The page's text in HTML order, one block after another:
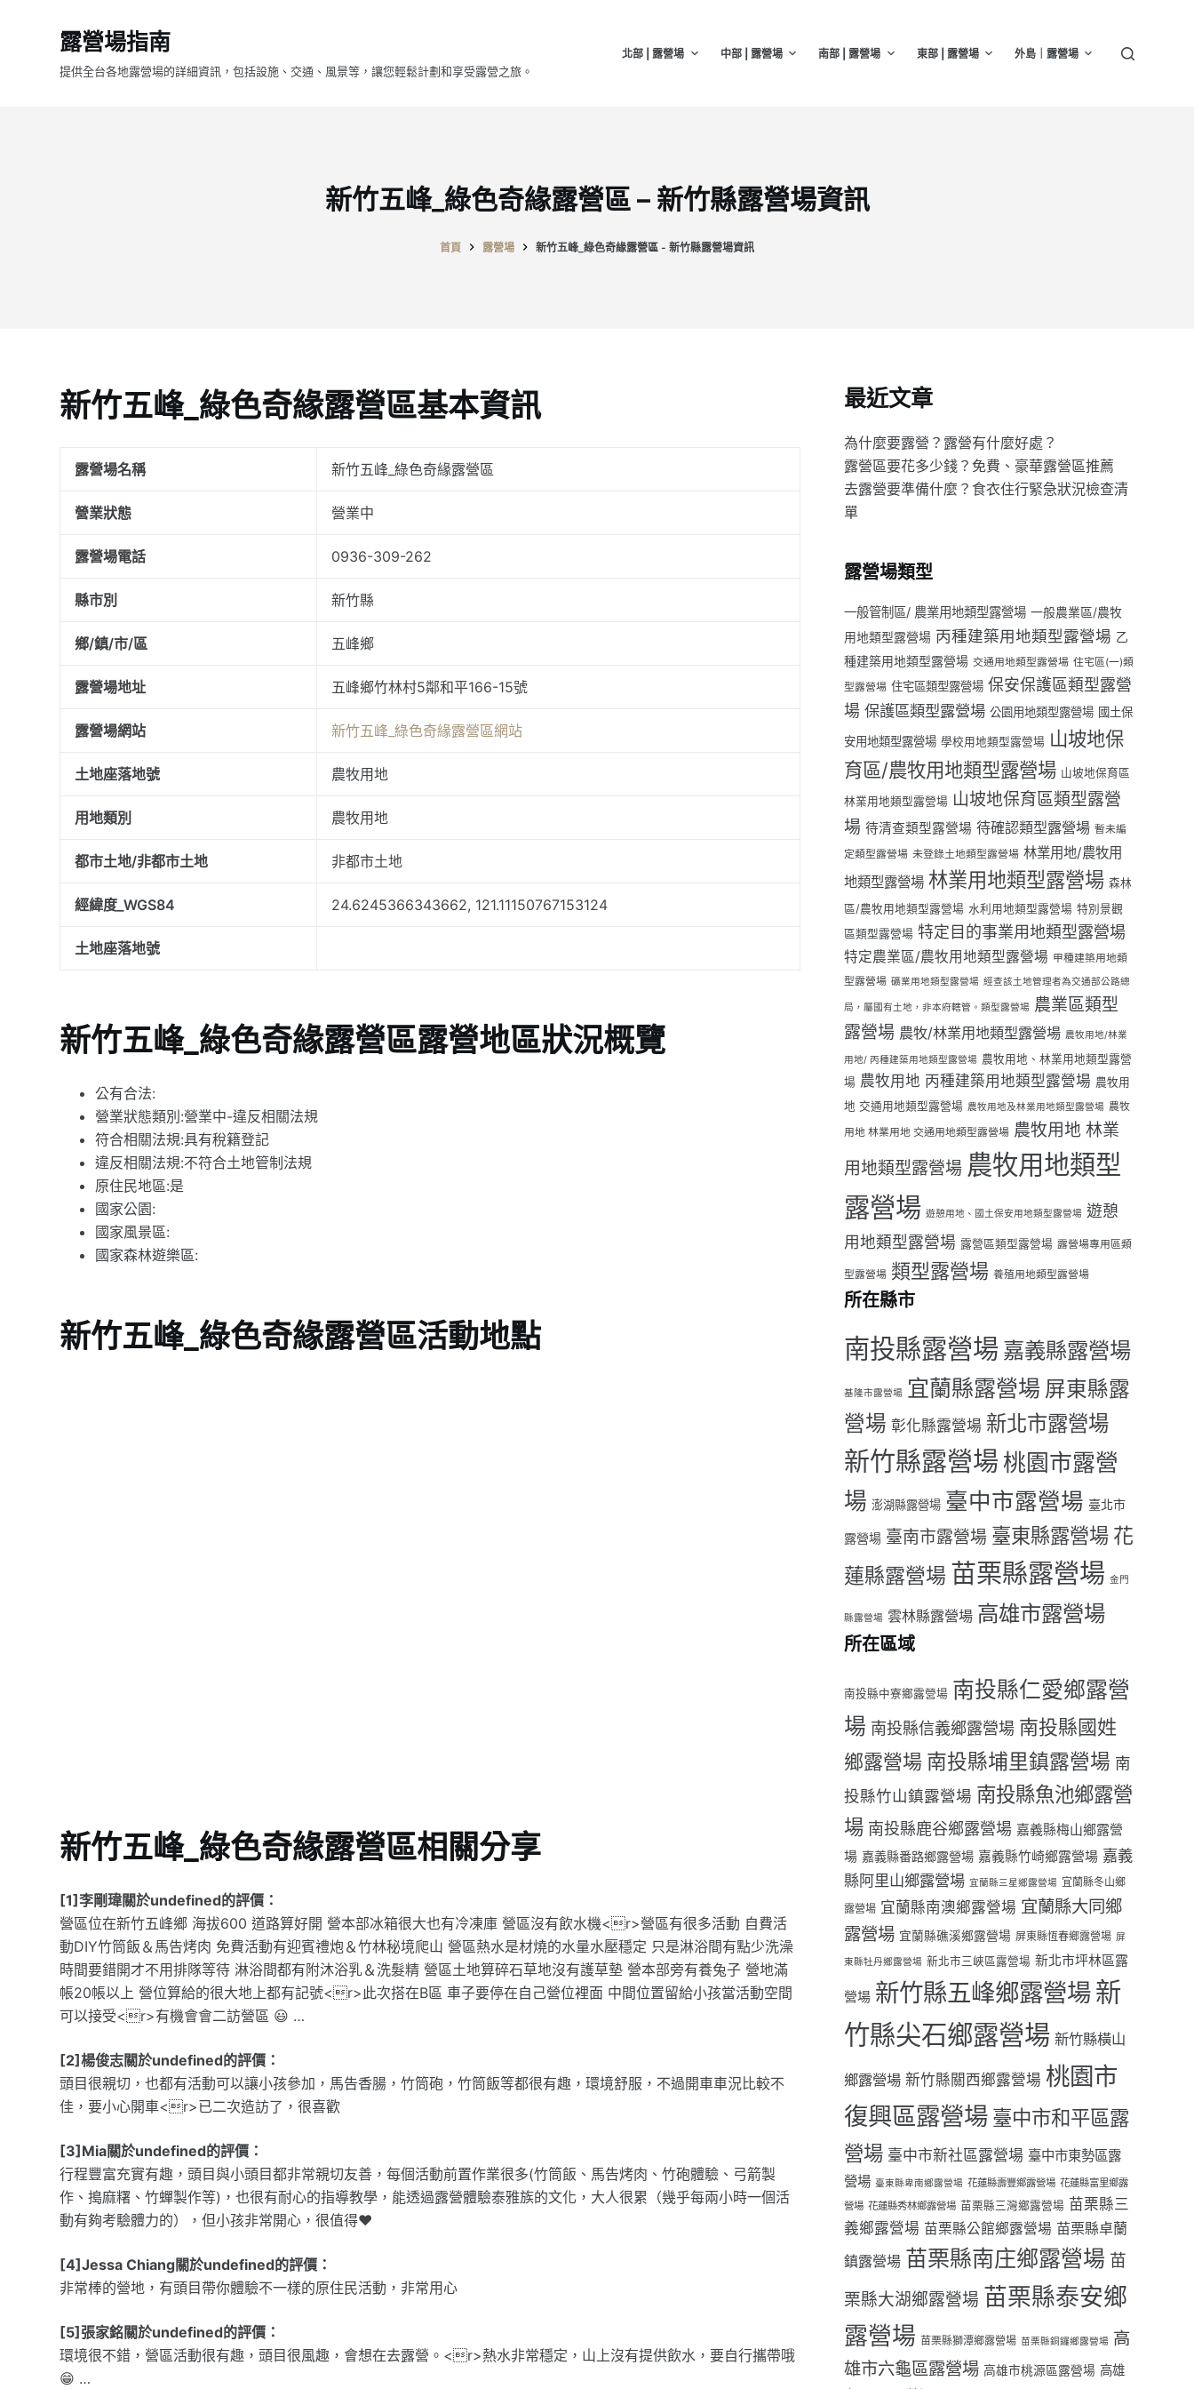
露營場指南
提供全台各地露營場的詳細資訊，包括設施、交通、風景等，讓您輕鬆計劃和享受露營之旅。
北部 | 露營場 中部 | 露營場 南部 | 露營場 東部 | 露營場 外島｜露營場
新竹五峰_綠色奇緣露營區 – 新竹縣露營場資訊
首頁 露營場 新竹五峰_綠色奇緣露營區 - 新竹縣露營場資訊
新竹五峰_綠色奇緣露營區基本資訊
露營場名稱 新竹五峰_綠色奇緣露營區
營業狀態 營業中
露營場電話 0936-309-262
縣市別 新竹縣
鄉/鎮/市/區 五峰鄉
露營場地址 五峰鄉竹林村5鄰和平166-15號
露營場網站 新竹五峰_綠色奇緣露營區網站
土地座落地號 農牧用地
用地類別 農牧用地
都市土地/非都市土地 非都市土地
經緯度_WGS84 24.6245366343662, 121.11150767153124
土地座落地號
新竹五峰_綠色奇緣露營區露營地區狀況概覽
公有合法:
營業狀態類別:營業中-違反相關法規
符合相關法規:具有稅籍登記
違反相關法規:不符合土地管制法規
原住民地區:是
國家公園:
國家風景區:
國家森林遊樂區:
新竹五峰_綠色奇緣露營區活動地點
新竹五峰_綠色奇緣露營區相關分享
[1]李剛瑋關於undefined的評價：
營區位在新竹五峰鄉 海拔600 道路算好開 營本部冰箱很大也有冷凍庫 營區沒有飲水機<r>營區有很多活動 自費活
動DIY竹筒飯＆馬告烤肉 免費活動有迎賓禮炮＆竹林秘境爬山 營區熱水是材燒的水量水壓穩定 只是淋浴間有點少洗澡
時間要錯開才不用排隊等待 淋浴間都有附沐浴乳＆洗髮精 營區土地算碎石草地沒有護草墊 營本部旁有養兔子 營地滿
帳20帳以上 營位算給的很大地上都有記號<r>此次搭在B區 車子要停在自己營位裡面 中間位置留給小孩當活動空間
可以接受<r>有機會會二訪營區 😃 …
[2]楊俊志關於undefined的評價：
頭目很親切，也都有活動可以讓小孩參加，馬告香腸，竹筒砲，竹筒飯等都很有趣，環境舒服，不過開車車況比較不
佳，要小心開車<r>已二次造訪了，很喜歡
[3]Mia關於undefined的評價：
行程豐富充實有趣，頭目與小頭目都非常親切友善，每個活動前置作業很多(竹筒飯、馬告烤肉、竹砲體驗、弓箭製
作、搗麻糬、竹蟬製作等)，也很有耐心的指導教學，能透過露營體驗泰雅族的文化，大人很累（幾乎每兩小時一個活
動有夠考驗體力的），但小孩非常開心，很值得❤️
[4]Jessa Chiang關於undefined的評價：
非常棒的營地，有頭目帶你體驗不一樣的原住民活動，非常用心
[5]張家銘關於undefined的評價：
環境很不錯，營區活動很有趣，頭目很風趣，會想在去露營。<r>熱水非常穩定，山上沒有提供飲水，要自行攜帶哦
😁 …
最近文章
為什麼要露營？露營有什麼好處？
露營區要花多少錢？免費、豪華露營區推薦
去露營要準備什麼？食衣住行緊急狀況檢查清
單
露營場類型
一般管制區/ 農業用地類型露營場 一般農業區/農牧
用地類型露營場 丙種建築用地類型露營場 乙
種建築用地類型露營場 交通用地類型露營場 住宅區(一)類
型露營場 住宅區類型露營場 保安保護區類型露營
場 保護區類型露營場 公園用地類型露營場 國土保
安用地類型露營場 學校用地類型露營場 山坡地保
育區/農牧用地類型露營場 山坡地保育區
林業用地類型露營場 山坡地保育區類型露營
場 待清查類型露營場 待確認類型露營場 暫未編
定類型露營場 未登錄土地類型露營場 林業用地/農牧用
地類型露營場 林業用地類型露營場 森林
區/農牧用地類型露營場 水利用地類型露營場 特別景觀
區類型露營場 特定目的事業用地類型露營場
特定農業區/農牧用地類型露營場 甲種建築用地類
型露營場 礦業用地類型露營場 經查該土地管理者為交通部公路總
局，屬國有土地，非本府轄管。類型露營場 農業區類型
露營場 農牧/林業用地類型露營場 農牧用地/林業
用地/ 丙種建築用地類型露營場 農牧用地、林業用地類型露營
場 農牧用地 丙種建築用地類型露營場 農牧用
地 交通用地類型露營場 農牧用地及林業用地類型露營場 農牧
用地 林業用地 交通用地類型露營場 農牧用地 林業
用地類型露營場 農牧用地類型
露營場 遊憩用地、國土保安用地類型露營場 遊憩
用地類型露營場 露營區類型露營場 露營場專用區類
型露營場 類型露營場 養殖用地類型露營場
所在縣市
南投縣露營場 嘉義縣露營場
基隆市露營場 宜蘭縣露營場 屏東縣露
營場 彰化縣露營場 新北市露營場
新竹縣露營場 桃園市露營
場 澎湖縣露營場 臺中市露營場 臺北市
露營場 臺南市露營場 臺東縣露營場 花
蓮縣露營場 苗栗縣露營場 金門
縣露營場 雲林縣露營場 高雄市露營場
所在區域
南投縣中寮鄉露營場 南投縣仁愛鄉露營
場 南投縣信義鄉露營場 南投縣國姓
鄉露營場 南投縣埔里鎮露營場 南
投縣竹山鎮露營場 南投縣魚池鄉露營
場 南投縣鹿谷鄉露營場 嘉義縣梅山鄉露營
場 嘉義縣番路鄉露營場 嘉義縣竹崎鄉露營場 嘉義
縣阿里山鄉露營場 宜蘭縣三星鄉露營場 宜蘭縣冬山鄉
露營場 宜蘭縣南澳鄉露營場 宜蘭縣大同鄉
露營場 宜蘭縣礁溪鄉露營場 屏東縣恆春鄉露營場 屏
東縣牡丹鄉露營場 新北市三峽區露營場 新北市坪林區露
營場 新竹縣五峰鄉露營場新
竹縣尖石鄉露營場 新竹縣橫山
鄉露營場 新竹縣關西鄉露營場 桃園市
復興區露營場 臺中市和平區露
營場 臺中市新社區露營場 臺中市東勢區露
營場 臺東縣卑南鄉露營場 花蓮縣壽豐鄉露營場 花蓮縣富里鄉露
營場 花蓮縣秀林鄉露營場 苗栗縣三灣鄉露營場 苗栗縣三
義鄉露營場 苗栗縣公館鄉露營場 苗栗縣卓蘭
鎮露營場 苗栗縣南庄鄉露營場 苗
栗縣大湖鄉露營場 苗栗縣泰安鄉
露營場 苗栗縣獅潭鄉露營場 苗栗縣銅鑼鄉露營場 高
雄市六龜區露營場 高雄市桃源區露營場 高雄